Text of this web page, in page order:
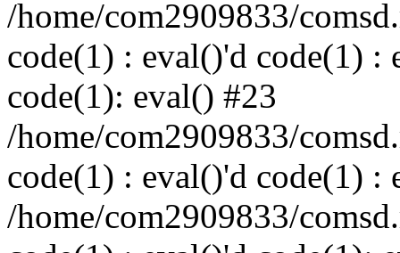
/home/com2909833/
code(1) : eval()'d code(1) :
code(1): eval() #23
/home/com2909833/
code(1) : eval()'d code(1) :
/home/com2909833/